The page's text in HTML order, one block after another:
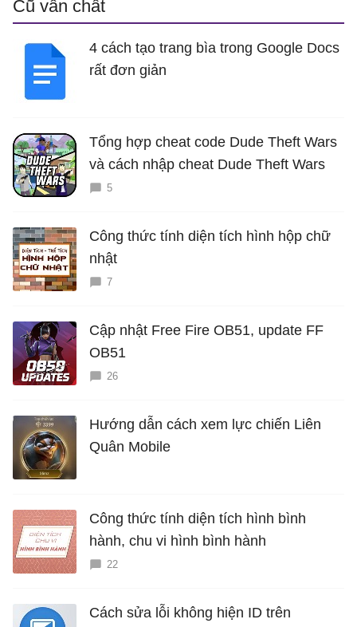
Cũ vẫn chất
4 cách tạo trang bìa trong Google Docs
rất đơn giản
Tổng hợp cheat code Dude Theft Wars
và cách nhập cheat Dude Theft Wars
5
Công thức tính diện tích hình hộp chữ
nhật
7
Cập nhật Free Fire OB51, update FF
OB51
26
Hướng dẫn cách xem lực chiến Liên
Quân Mobile
Công thức tính diện tích hình bình
hành, chu vi hình bình hành
22
Cách sửa lỗi không hiện ID trên